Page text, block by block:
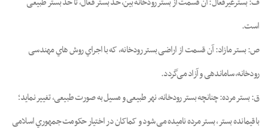
اﺳﺖ.
ص: ﺑﺴﺘﺮ ﻣﺎزاد: آن ﻗﺴﻤﺖ از اراﺿﯽ ﺑﺴﺘﺮ رودﺧﺎﻧﻪ، ﮐﻪ ﺑﺎ اﺟﺮاي روش ﻫﺎي ﻣﻬﻨﺪﺳﯽ
رودﺧﺎﻧﻪ، ﺳﺎﻣﺎﻧﺪﻫﯽ و آزاد ﻣﯽﮔﺮدد.
ق: ﺑﺴﺘﺮ ﻣﺮده: ﭼﻨﺎﻧﭽﻪ ﺑﺴﺘﺮ رودﺧﺎﻧﻪ, ﻧﻬﺮ ﻃﺒﯿﻌﯽ و ﻣﺴﯿﻞ ﺑﻪ ﺻﻮرت ﻃﺒﯿﻌﯽ، ﺗﻐﯿﯿﺮ ﻧﻤﺎﯾﺪ؛
ﺑﺎﻗﯿﻤﺎﻧﺪه ﺑﺴﺘﺮ، ﺑﺴﺘﺮ ﻣﺮده ﻧﺎﻣﯿﺪه ﻣﯽ ﺷﻮد و ﮐﻤﺎﮐﺎن در اختیار ﺣﮑﻮﻣﺖ ﺟﻤﻬﻮري اﺳﻼﻣﯽ